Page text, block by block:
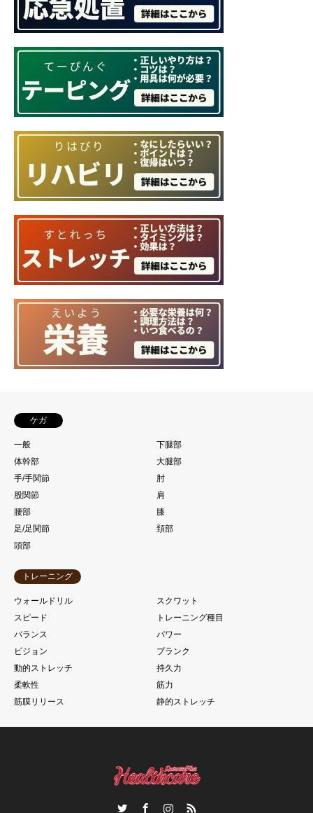
ケガ
一般
下腿部
体幹部
大腿部
手/手関節
肘
股関節
肩
腰部
膝
足/足関節
頚部
頭部
トレーニング
ウォールドリル
スクワット
スピード
トレーニング種目
バランス
パワー
ビジョン
プランク
動的ストレッチ
持久力
柔軟性
筋力
筋膜リリース
静的ストレッチ
RSS